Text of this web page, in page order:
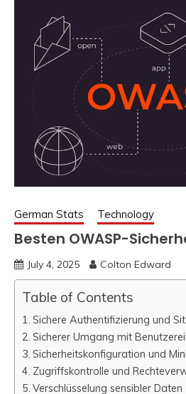
German Stats Technology
Besten OWASP-
July 4, 2025 Colton Edward
Table of Contents
Sichere Authentifizierung und
Sicherer Umgang mit
Sicherheitskonfiguration und
Zugriffskontrolle und
Verschlüsselung sensibler Daten